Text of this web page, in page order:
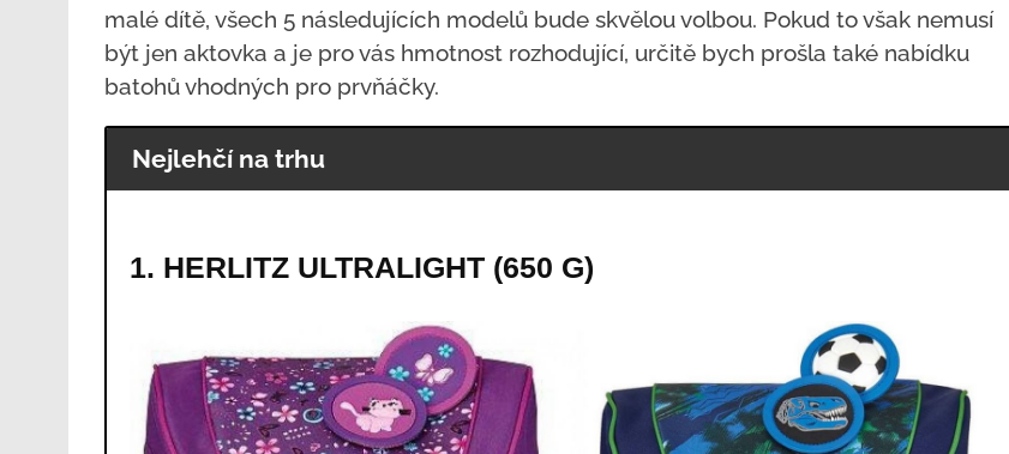
malé dítě, všech 5 následujících modelů bude skvělou volbou. Pokud to však nemusí
být jen aktovka a je pro vás hmotnost rozhodující, určitě bych prošla také nabídku
batohů vhodných pro prvňáčky.
Nejlehčí na trhu
1. HERLITZ ULTRALIGHT (650 G)